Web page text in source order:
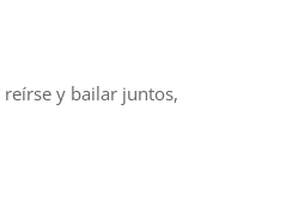
reírse y bailar juntos,